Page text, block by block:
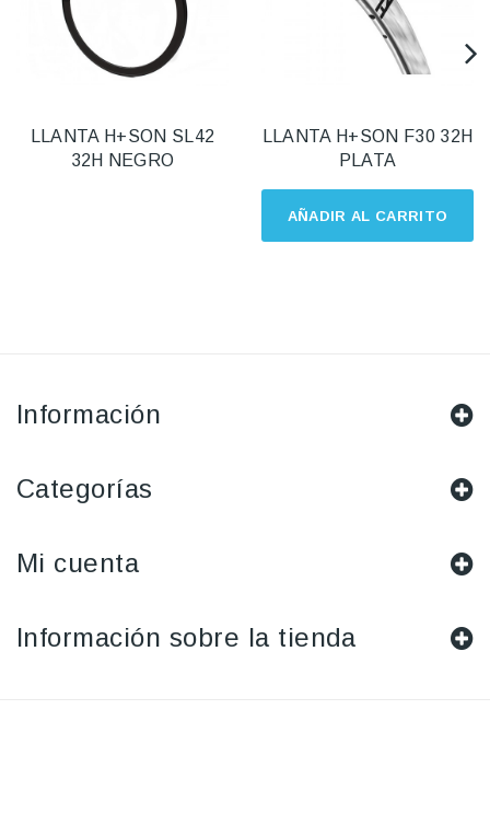
LLANTA H+SON SL42
32H NEGRO
AÑADIR AL CARRITO
LLANTA H+SON F30 32H
PLATA
Información
Categorías
Mi cuenta
Información sobre la tienda